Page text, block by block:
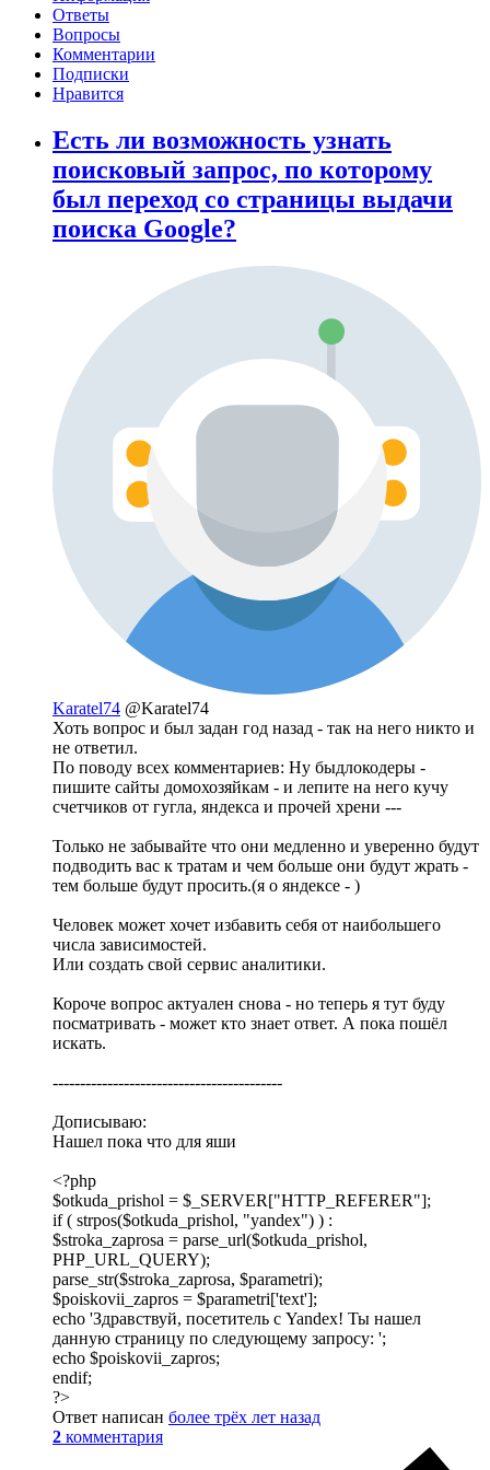
Ответы
Вопросы
Комментарии
Подписки
Нравится
Есть ли возможность узнать
поисковый запрос, по которому
был переход со страницы выдачи
поиска Google?
Karatel74 @Karatel74
Хоть вопрос и был задан год назад - так на него никто и
не ответил.
По поводу всех комментариев: Ну быдлокодеры -
пишите сайты домохозяйкам - и лепите на него кучу
счетчиков от гугла, яндекса и прочей хрени ---
Только не забывайте что они медленно и уверенно будут
подводить вас к тратам и чем больше они будут жрать -
тем больше будут просить.(я о яндексе - )
Человек может хочет избавить себя от наибольшего
числа зависимостей.
Или создать свой сервис аналитики.
Короче вопрос актуален снова - но теперь я тут буду
посматривать - может кто знает ответ. А пока пошёл
искать.
------------------------------------------
Дописываю:
Нашел пока что для яши
<?php
$otkuda_prishol = $_SERVER["HTTP_REFERER"];
if ( strpos($otkuda_prishol, "yandex") ) :
$stroka_zaprosa = parse_url($otkuda_prishol,
PHP_URL_QUERY);
parse_str($stroka_zaprosa, $parametri);
$poiskovii_zapros = $parametri['text'];
echo 'Здравствуй, посетитель с Yandex! Ты нашел
данную страницу по следующему запросу: ';
echo $poiskovii_zapros;
endif;
?>
Ответ написан более трёх лет назад
2 комментария